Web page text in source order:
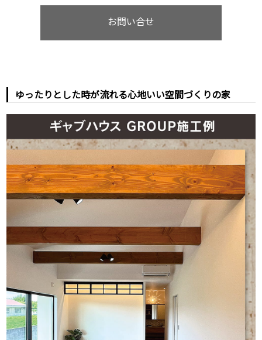
お問い合せ
ゆったりとした時が流れる心地いい空間づくりの家